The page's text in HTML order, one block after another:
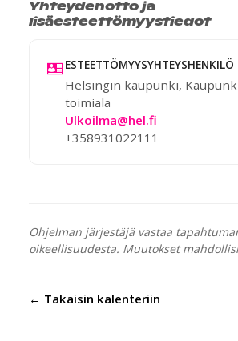
Yhteydenotto ja
lisäesteettömyystiedot
ESTEETTÖMYYSYHTEYSHENKILÖ
Helsingin kaupunki,
toimiala
Ulkoilma@hel.fi
+358931022111
Ohjelman järjestäjä vastaa
oikeellisuudesta. Muutokset
← Takaisin kalenteriin